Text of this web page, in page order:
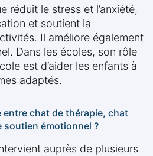
réduit le stress et l’anxiété,
et soutient la
Il améliore également
Dans les écoles, son rôle
est d’aider les enfants à
adaptés.
entre chat de thérapie, chat
soutien émotionnel ?
auprès de plusieurs